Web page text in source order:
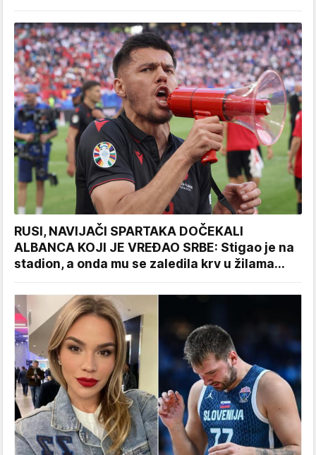
RUSI, NAVIJAČI SPARTAKA DOČEKALI
ALBANCA KOJI JE VREĐAO SRBE: Stigao je na
stadion, a onda mu se zaledila krv u žilama...